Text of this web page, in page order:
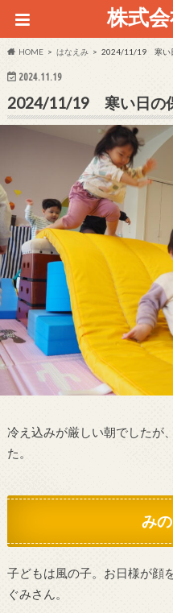
株式
HOME はなえみ 2024/11/19 寒い
2024.11.19
2024/11/19 寒い日の
冷え込みが厳しい朝でしたが
た。
み
子どもは風の子。お日様が顔
ぐみさん。